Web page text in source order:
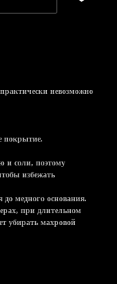
невозможно
покрытие.
и соли, поэтому
избежать
медного основания.
при длительном
убирать махровой